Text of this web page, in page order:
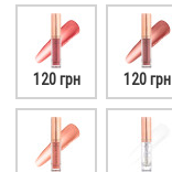
120 грн 120 грн